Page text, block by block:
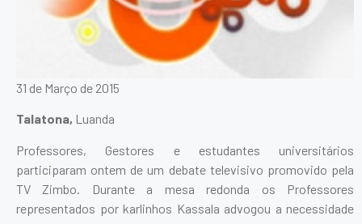
31 de Março de 2015
Talatona, Luanda
Professores, Gestores e estudantes universitários
participaram ontem de um debate televisivo promovido pela
TV Zimbo. Durante a mesa redonda os Professores
representados por karlinhos Kassala advogou a necessidade